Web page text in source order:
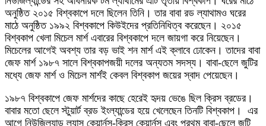
অনুষ্ঠিত ২০১৫ বিশ্বকাপে দলে ছিলেন তিনি। তার বাবা রড ল্যাথামও ঘরের
মাঠে অনুষ্ঠিত ১৯৯২ বিশ্বকাপে কিউইদের প্রতিনিধিত্ব করেছেন। ২০১৫
বিশ্বকাপ খেলা মিচেল মার্শ এবারের বিশ্বকাপে দলে জায়গা করে নিয়েছেন।
মিচেলের আগেই অবশ্য তার বড় ভাই শন মার্শ এই ক্লাবে ঢোকেন। তাদের বাবা
জেফ মার্শ ১৯৮৭ সালে বিশ্বকাপজয়ী দলের অন্যতম সদস্য। বাবা-ছেলে জুটির
মধ্যে জেফ মার্শ ও মিচেল মার্শই কেবল বিশ্বকাপ জয়ের স্বাদ পেয়েছেন।
১৯৮৭ বিশ্বকাপে জেফ মার্শদের কাছে হেরেই হৃদয় ভেঙে ছিল ক্রিস ব্রডের।
বাবার মতো ছেলে স্টুয়ার্ট ব্রড ইংল্যান্ডের হয়ে খেলেছেন তিনটি বিশ্বকাপ। এর
আগে নিউজিল্যান্ড ল্যান্স কেয়ার্নস-ক্রিস কেয়ার্নস এবং প্রথম বাবা-ছেলে জুটি